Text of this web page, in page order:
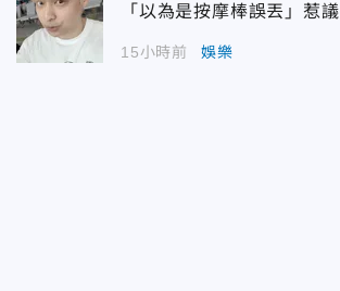
「以為是按摩棒誤丟」惹議
15小時前 娛樂